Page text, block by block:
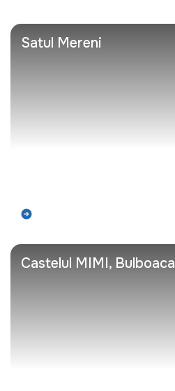
Satul Mereni
Castelul MIMI, Bulboaca